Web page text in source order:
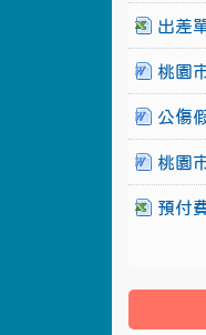
出差
桃園
公傷
桃園
預付